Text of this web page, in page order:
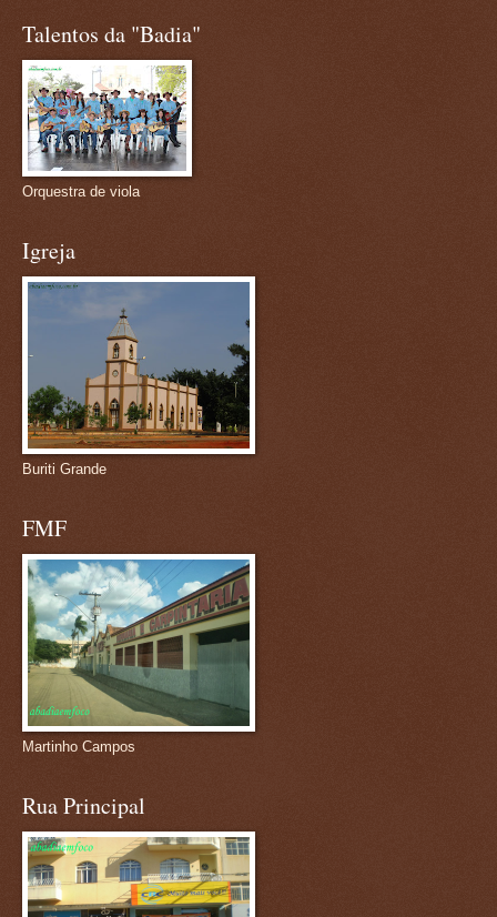
Talentos da "Badia"
Orquestra de viola
Igreja
Buriti Grande
FMF
Martinho Campos
Rua Principal